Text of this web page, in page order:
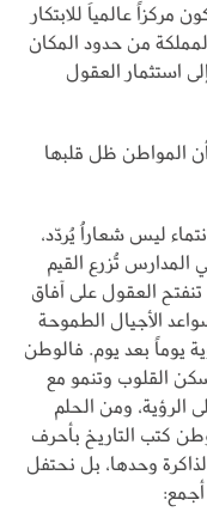
مركزاً عالمياَ للابتكار
المملكة من حدود المكان
استثمار العقول
المواطن ظل قلبها
ليس شعاراُ يُردّد،
تُزرع القيم
العقول على آفاق
الأجيال الطموحة
يوماً بعد يوم. فالوطن
القلوب وتنمو مع
الرؤية، ومن الحلم
كتب التاريخ بأحرف
وحدها، بل نحتفل
أجمع: